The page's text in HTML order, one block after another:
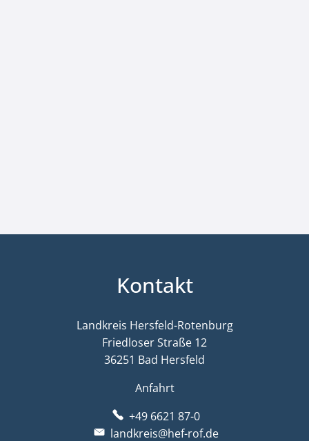
Kontakt
Landkreis Hersfeld-Rotenburg
Friedloser Straße 12
36251 Bad Hersfeld
Anfahrt
+49 6621 87-0
landkreis@hef-rof.de